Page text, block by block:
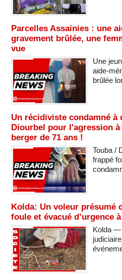
Parcelles Assainies : une
gravement brûlée, une
vue
Une
aide-
brûlée
Un récidiviste condamné à
Diourbel pour l'agression
berger de 71 ans !
Touba /
frappé
Kolda: Un voleur présumé
foule et évacué d’urgence
Kolda —